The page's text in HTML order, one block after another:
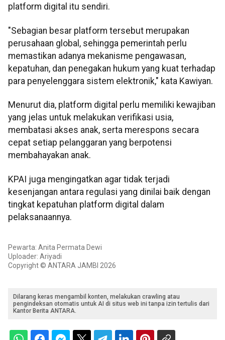
platform digital itu sendiri.
"Sebagian besar platform tersebut merupakan
perusahaan global, sehingga pemerintah perlu
memastikan adanya mekanisme pengawasan,
kepatuhan, dan penegakan hukum yang kuat terhadap
para penyelenggara sistem elektronik," kata Kawiyan.
Menurut dia, platform digital perlu memiliki kewajiban
yang jelas untuk melakukan verifikasi usia,
membatasi akses anak, serta merespons secara
cepat setiap pelanggaran yang berpotensi
membahayakan anak.
KPAI juga mengingatkan agar tidak terjadi
kesenjangan antara regulasi yang dinilai baik dengan
tingkat kepatuhan platform digital dalam
pelaksanaannya.
Pewarta: Anita Permata Dewi
Uploader: Ariyadi
Copyright © ANTARA JAMBI 2026
Dilarang keras mengambil konten, melakukan crawling atau
pengindeksan otomatis untuk AI di situs web ini tanpa izin tertulis dari
Kantor Berita ANTARA.